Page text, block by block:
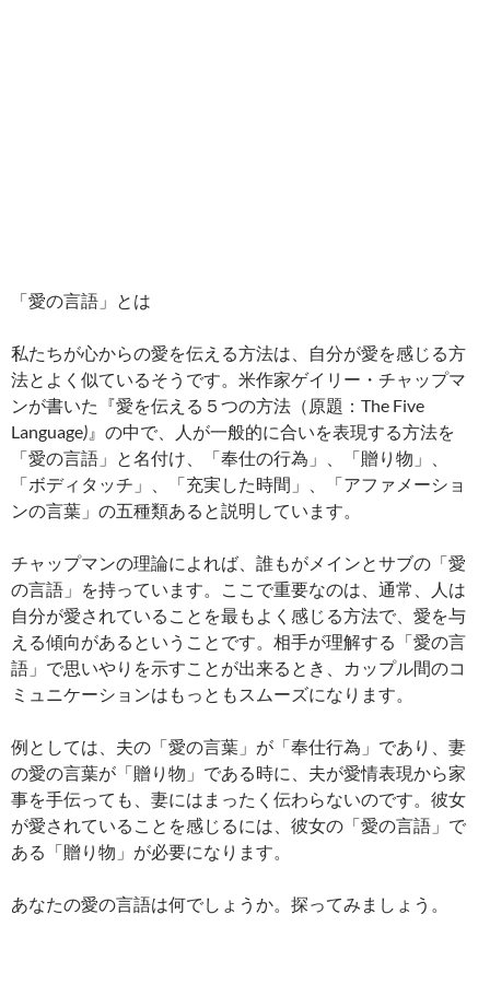
「愛の言語」とは
私たちが心からの愛を伝える方法は、自分が愛を感じる方
法とよく似ているそうです。米作家ゲイリー・チャップマ
ンが書いた『愛を伝える５つの方法（原題：The Five
Language) 』の中で、人が一般的に合いを表現する方法を
「愛の言語」と名付け、「奉仕の行為」、「贈り物」、
「ボディタッチ」、「充実した時間」、「アファメーショ
ンの言葉」の五種類あると説明しています。
チャップマンの理論によれば、誰もがメインとサブの「愛
の言語」を持っています。ここで重要なのは、通常、人は
自分が愛されていることを最もよく感じる方法で、愛を与
える傾向があるということです。相手が理解する「愛の言
語」で思いやりを示すことが出来るとき、カップル間のコ
ミュニケーションはもっともスムーズになります。
例としては、夫の「愛の言葉」が「奉仕行為」であり、妻
の愛の言葉が「贈り物」である時に、夫が愛情表現から家
事を手伝っても、妻にはまったく伝わらないのです。彼女
が愛されていることを感じるには、彼女の「愛の言語」で
ある「贈り物」が必要になります。
あなたの愛の言語は何でしょうか。探ってみましょう。